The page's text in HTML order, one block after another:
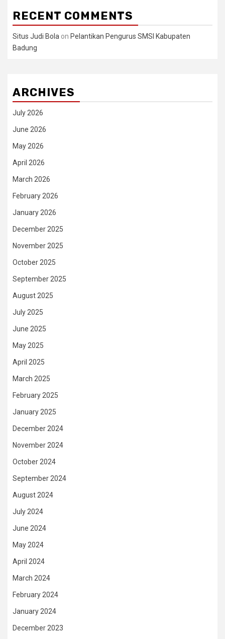
RECENT COMMENTS
Situs Judi Bola on Pelantikan Pengurus SMSI Kabupaten
Badung
ARCHIVES
July 2026
June 2026
May 2026
April 2026
March 2026
February 2026
January 2026
December 2025
November 2025
October 2025
September 2025
August 2025
July 2025
June 2025
May 2025
April 2025
March 2025
February 2025
January 2025
December 2024
November 2024
October 2024
September 2024
August 2024
July 2024
June 2024
May 2024
April 2024
March 2024
February 2024
January 2024
December 2023